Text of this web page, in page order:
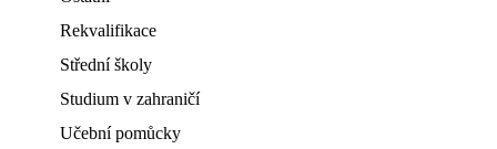
Rekvalifikace
Střední školy
Studium v zahraničí
Učební pomůcky